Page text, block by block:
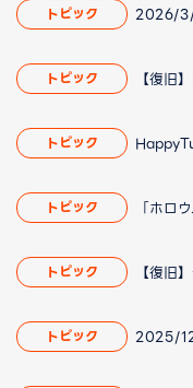
トピック
トピック
トピック
トピック 「ホロ
トピック 【復旧
トピック